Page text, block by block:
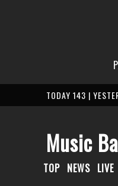
TODAY 143 |
Music
TOP NEWS LIVE